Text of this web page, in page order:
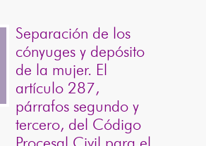
Separación de los
cónyuges y depósito
de la mujer. El
artículo 287,
párrafos segundo y
tercero, del Código